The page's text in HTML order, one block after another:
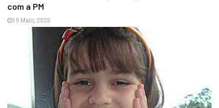
com a PM
19 Maio, 2025